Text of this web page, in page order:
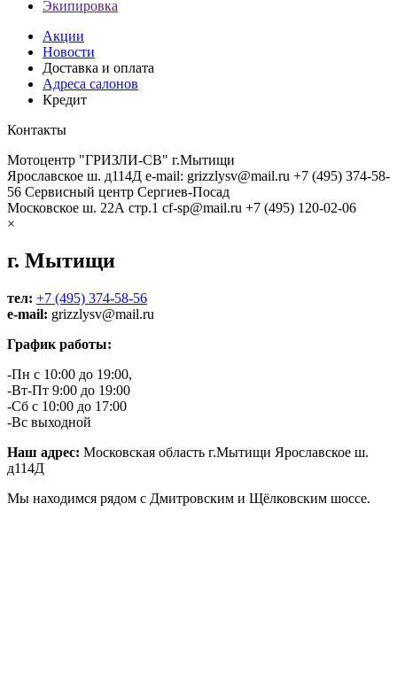
Экипировка
Акции
Новости
Доставка и оплата
Адреса салонов
Кредит
Контакты
Мотоцентр "ГРИЗЛИ-СВ" г.Мытищи
Ярославское ш. д114Д e-mail: grizzlysv@mail.ru +7 (495) 374-58-
56 Сервисный центр Сергиев-Посад
Московское ш. 22А стр.1 cf-sp@mail.ru +7 (495) 120-02-06
×
г. Мытищи
тел: +7 (495) 374-58-56
e-mail: grizzlysv@mail.ru
График работы:
-Пн с 10:00 до 19:00,
-Вт-Пт 9:00 до 19:00
-Сб с 10:00 до 17:00
-Вс выходной
Наш адрес: Московская область г.Мытищи Ярославское ш.
д114Д
Мы находимся рядом с Дмитровским и Щёлковским шоссе.